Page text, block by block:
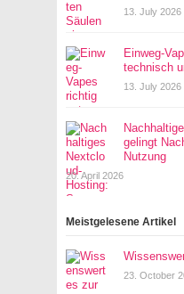
13. July 2026
Einweg-
technisch
13. July 2026
gelingt
Nutzung
20. April 2026
Meistgelesene Artikel
23. October